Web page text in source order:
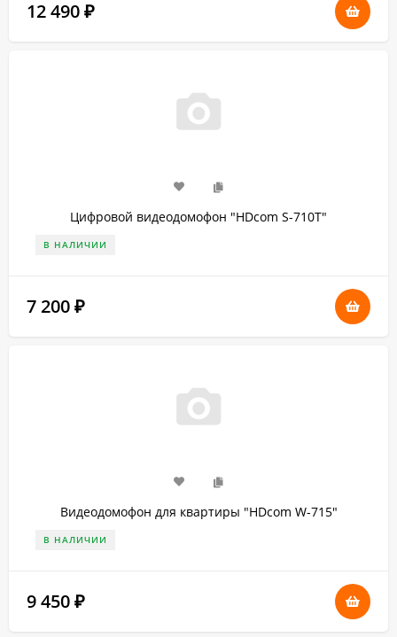
12 490 ₽
Цифровой видеодомофон "HDcom S-710T"
В НАЛИЧИИ
7 200 ₽
Видеодомофон для квартиры "HDcom W-715"
В НАЛИЧИИ
9 450 ₽